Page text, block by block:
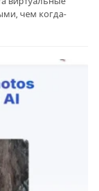
чем когда-